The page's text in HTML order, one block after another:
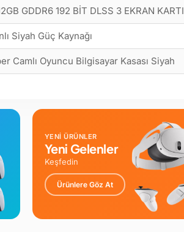
GDDR6 192 BİT DLSS 3 EKRAN KARTI
Siyah Güç Kaynağı
Camlı Oyuncu Bilgisayar Kasası Siyah
YENİ ÜRÜNLER
Yeni Gelenler
Keşfedin
Ürünlere Göz At